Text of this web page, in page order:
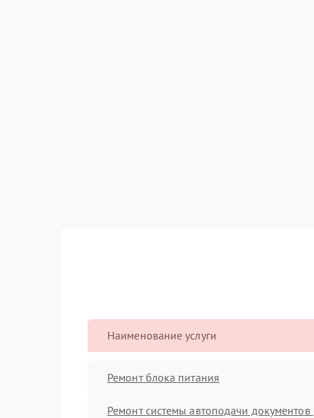
Наименование услуги
Ремонт блока питания
Ремонт системы автоподачи документов